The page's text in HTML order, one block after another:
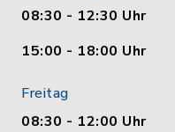
08:30 - 12:30 Uhr
15:00 - 18:00 Uhr
Freitag
08:30 - 12:00 Uhr